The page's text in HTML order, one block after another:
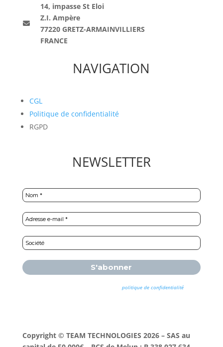
14, impasse St Eloi
Z.I. Ampère
77220 GRETZ-ARMAINVILLIERS
FRANCE
NAVIGATION
CGL
Politique de confidentialité
RGPD
NEWSLETTER
politique de confidentialitépour
plus d’informations.
Copyright © TEAM TECHNOLOGIES 2026 – SAS au